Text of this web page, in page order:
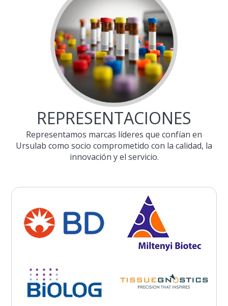
REPRESENTACIONES
Representamos marcas líderes que confían en
Ursulab como socio comprometido con la calidad, la
innovación y el servicio.